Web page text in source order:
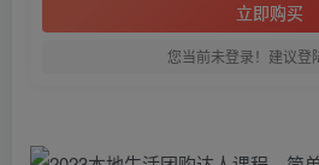
立即购买
您当前未登录！建议登